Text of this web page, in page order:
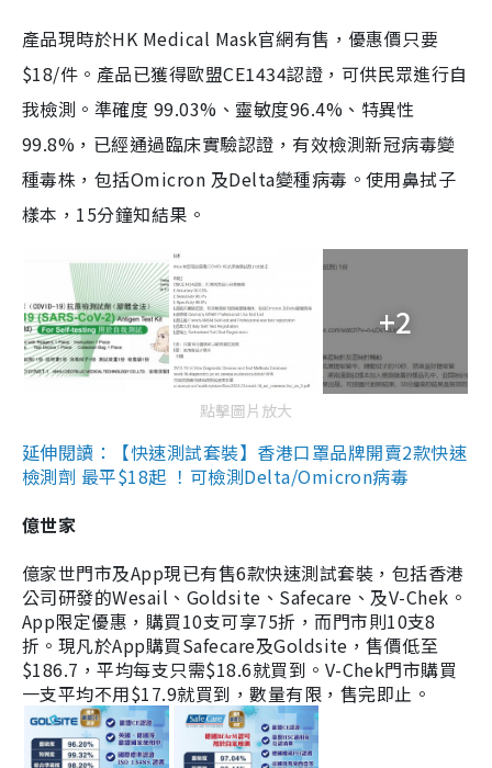
產品現時於HK Medical Mask官網有售，優惠價只要
$18/件。產品已獲得歐盟CE1434認證，可供民眾進行自
我檢測。準確度 99.03%、靈敏度96.4%、特異性
99.8%，已經通過臨床實驗認證，有效檢測新冠病毒變
種毒株，包括Omicron 及Delta變種病毒。使用鼻拭子
樣本，15分鐘知結果。
+2
點擊圖片放大
延伸閱讀：【快速測試套裝】香港口罩品牌開賣2款快速
檢測劑 最平$18起 ！可檢測Delta/Omicron病毒
億世家
億家世門市及App現已有售6款快速測試套裝，包括香港
公司研發的Wesail、Goldsite、Safecare、及V-Chek。
App限定優惠，購買10支可享75折，而門市則10支8
折。現凡於App購買Safecare及Goldsite，售價低至
$186.7，平均每支只需$18.6就買到。V-Chek門市購買
一支平均不用$17.9就買到，數量有限，售完即止。